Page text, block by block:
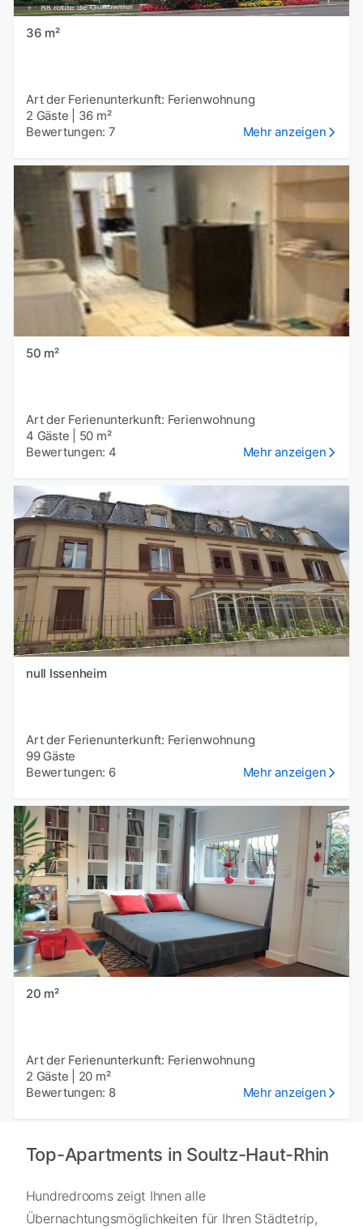
36 m²
Art der Ferienunterkunft: Ferienwohnung
2 Gäste
36 m²
Bewertungen: 7
Mehr anzeigen
50 m²
Art der Ferienunterkunft: Ferienwohnung
4 Gäste
50 m²
Bewertungen: 4
Mehr anzeigen
null Issenheim
Art der Ferienunterkunft: Ferienwohnung
99 Gäste
Bewertungen: 6
Mehr anzeigen
20 m²
Art der Ferienunterkunft: Ferienwohnung
2 Gäste
20 m²
Bewertungen: 8
Mehr anzeigen
Top-Apartments in Soultz-Haut-Rhin
Hundredrooms zeigt Ihnen alle
Übernachtungsmöglichkeiten für Ihren Städtetrip,